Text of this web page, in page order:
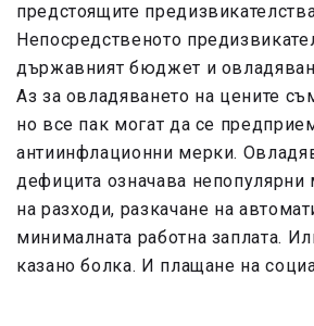
предстоящите
Непосредственото
държавният бюджет и
Аз за овладяването на цените
но все пак могат да се
антиинфлационни мерки.
дефицита означава непопулярни
на разходи, разкачане на
минималната работна заплата.
казано болка. И плащане на